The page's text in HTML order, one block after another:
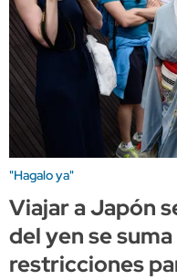
"Hagalo ya"
Viajar a Japón
del yen se
restricciones